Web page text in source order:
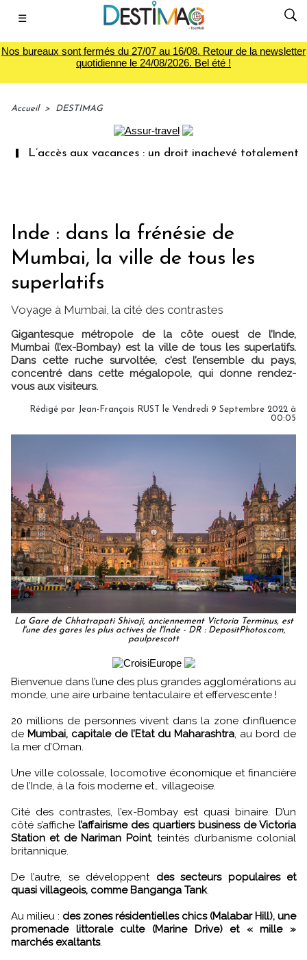
☰
Nos bureaux sont fermés du 27/07 au 16/08. Retour de la newsletter
quotidienne le 24/08/2026. Bel été !
Accueil > DESTIMAG
L’accès aux vacances : un droit inachevé totalement
Inde : dans la frénésie de
Mumbai, la ville de tous les
superlatifs
Voyage à Mumbai, la cité des contrastes
Gigantesque métropole de la côte ouest de l’Inde,
Mumbai (l’ex-Bombay) est la ville de tous les superlatifs.
Dans cette ruche survoltée, c’est l’ensemble du pays,
concentré dans cette mégalopole, qui donne rendez-
vous aux visiteurs.
Rédigé par Jean-François RUST le Vendredi 9 Septembre 2022 à
00:05
La Gare de Chhatrapati Shivaji, anciennement Victoria Terminus, est
l'une des gares les plus actives de l'Inde - DR : DepositPhotos.com,
paulprescott
Bienvenue dans l’une des plus grandes agglomérations au
monde, une aire urbaine tentaculaire et effervescente !
20 millions de personnes vivent dans la zone d’influence
de Mumbai, capitale de l’Etat du Maharashtra, au bord de
la mer d’Oman.
Une ville colossale, locomotive économique et financière
de l’Inde, à la fois moderne et… villageoise.
Cité des contrastes, l’ex-Bombay est quasi binaire. D’un
côté s’affiche l’affairisme des quartiers business de Victoria
Station et de Nariman Point, teintés d’urbanisme colonial
britannique.
De l’autre, se développent des secteurs populaires et
quasi villageois, comme Banganga Tank.
Au milieu : des zones résidentielles chics (Malabar Hill), une
promenade littorale culte (Marine Drive) et « mille »
marchés exaltants.